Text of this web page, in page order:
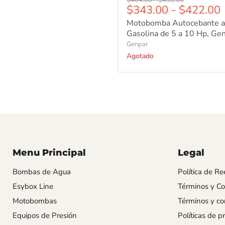
$343.00 - $422.00
Motobomba Autocebante a
Gasolina de 5 a 10 Hp,
Genpar
Agotado
Menu Principal
Bombas de Agua
Esybox Line
Motobombas
Equipos de Presión
Legal
Política de
Términos y
Términos y
Políticas de